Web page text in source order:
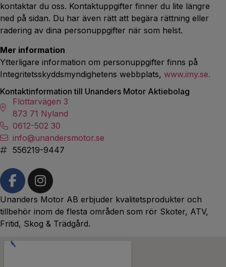
kontaktar du oss. Kontaktuppgifter finner du lite längre
ned på sidan. Du har även rätt att begära rättning eller
radering av dina personuppgifter när som helst.
Mer information
Ytterligare information om personuppgifter finns på
Integritetsskyddsmyndighetens webbplats, www.imy.se.
Kontaktinformation till Unanders Motor Aktiebolag
Flottarvägen 3
873 71 Nyland
0612-502 30
info@unandersmotor.se
556219-9447
Unanders Motor AB erbjuder kvalitetsprodukter och
tillbehör inom de flesta områden som rör Skoter, ATV,
Fritid, Skog & Trädgård.